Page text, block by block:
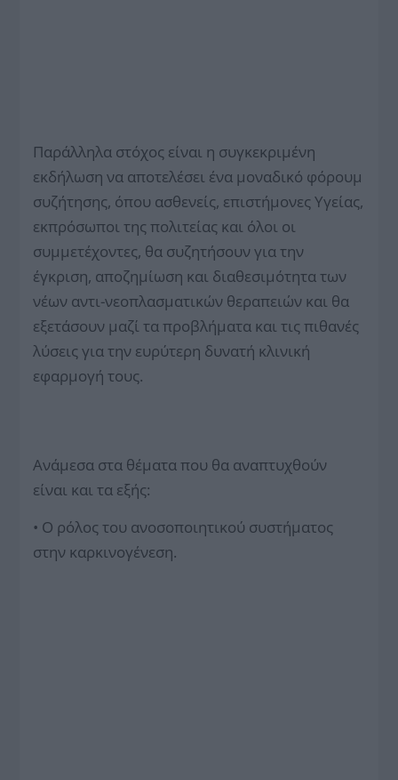
Παράλληλα στόχος είναι η συγκεκριμένη
εκδήλωση να αποτελέσει ένα μοναδικό φόρουμ
συζήτησης, όπου ασθενείς, επιστήμονες Υγείας,
εκπρόσωποι της πολιτείας και όλοι οι
συμμετέχοντες, θα συζητήσουν για την
έγκριση, αποζημίωση και διαθεσιμότητα των
νέων αντι-νεοπλασματικών θεραπειών και θα
εξετάσουν μαζί τα προβλήματα και τις πιθανές
λύσεις για την ευρύτερη δυνατή κλινική
εφαρμογή τους.
Ανάμεσα στα θέματα που θα αναπτυχθούν
είναι και τα εξής:
• Ο ρόλος του ανοσοποιητικού συστήματος
στην καρκινογένεση.